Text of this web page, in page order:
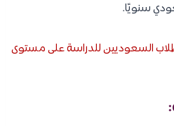
السعوديين للدراسة على مستوى